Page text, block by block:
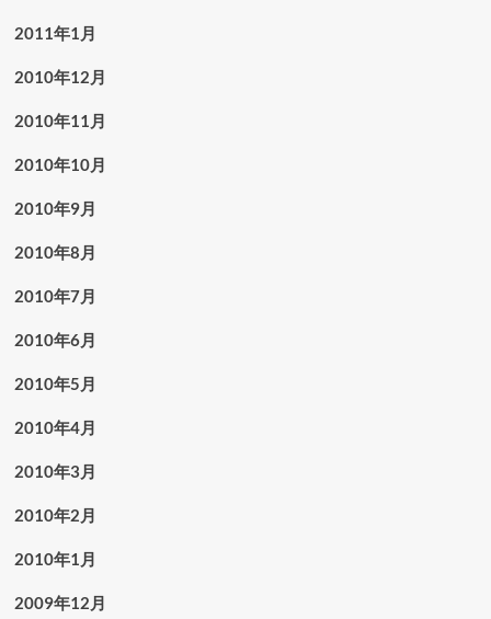
2011年1月
2010年12月
2010年11月
2010年10月
2010年9月
2010年8月
2010年7月
2010年6月
2010年5月
2010年4月
2010年3月
2010年2月
2010年1月
2009年12月